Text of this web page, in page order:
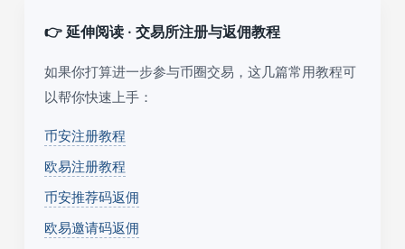
👉 延伸阅读 · 交易所注册与返佣教程
如果你打算进一步参与币圈交易，这几篇常用教程可
以帮你快速上手：
币安注册教程
欧易注册教程
币安推荐码返佣
欧易邀请码返佣